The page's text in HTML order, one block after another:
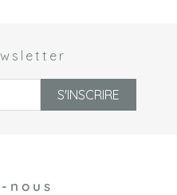
S'INSCRIRE
nous